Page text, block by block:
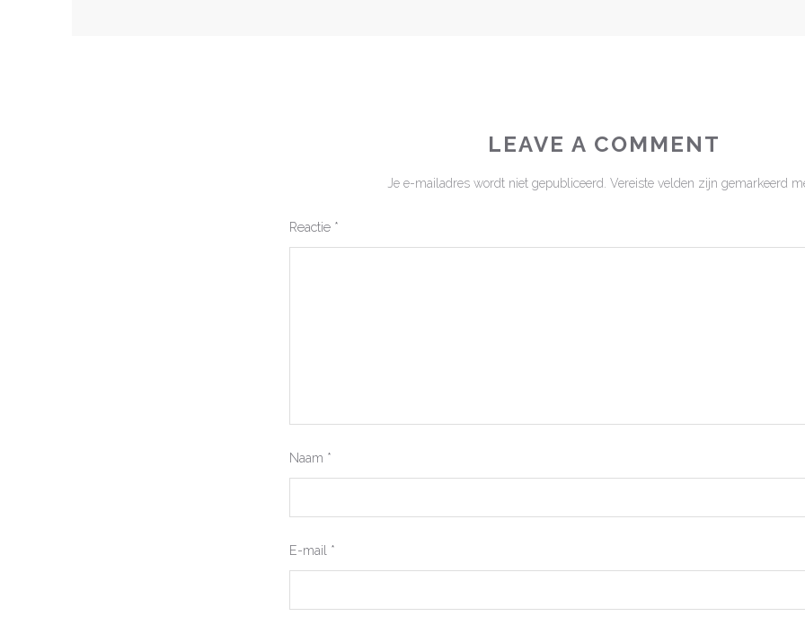
LEAVE A COMMENT
Je e-mailadres wordt niet gepubliceerd. Vereiste velden zijn gemarkeerd
Reactie *
Naam *
E-mail *